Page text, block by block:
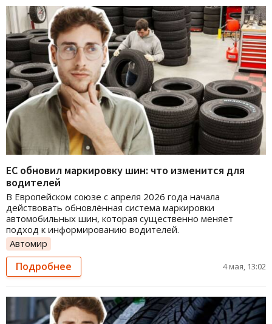
ЕС обновил маркировку шин: что изменится для
водителей
В Европейском союзе с апреля 2026 года начала
действовать обновлённая система маркировки
автомобильных шин, которая существенно меняет
подход к информированию водителей.
Автомир
Подробнее 4 мая, 13:02